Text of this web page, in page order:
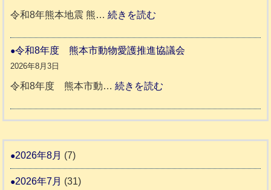
さ
ん
人
ホ
日
1
本
支
令和8年熊本地震 熊…続きを読む
災
ッ
か
令和8年度 熊本市動物愛護推進協議会
2026年8月3日
令和8年度 熊本市動…続きを読む
和
度
2026年8月 (7)
2026年7月 (31)